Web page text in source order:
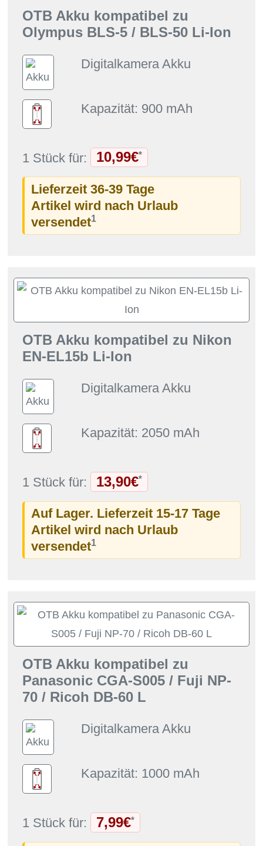
OTB Akku kompatibel zu
Olympus BLS-5 / BLS-50 Li-Ion
Digitalkamera Akku
Kapazität: 900 mAh
1 Stück für: 10,99€*
Lieferzeit 36-39 Tage
Artikel wird nach Urlaub
versendet1
OTB Akku kompatibel zu Nikon
EN-EL15b Li-Ion
Digitalkamera Akku
Kapazität: 2050 mAh
1 Stück für: 13,90€*
Auf Lager. Lieferzeit 15-17 Tage
Artikel wird nach Urlaub
versendet1
OTB Akku kompatibel zu
Panasonic CGA-S005 / Fuji NP-
70 / Ricoh DB-60 L
Digitalkamera Akku
Kapazität: 1000 mAh
1 Stück für: 7,99€*